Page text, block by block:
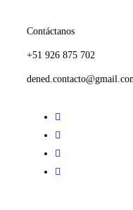
Contáctanos
+51 926 875 702